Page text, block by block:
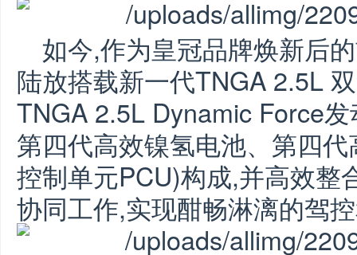
如今,作为皇冠品牌焕新后
陆放搭载新一代TNGA 2.5L
TNGA 2.5L Dynamic Force
第四代高效镍氢电池、第四
控制单元PCU)构成,并高效整
协同工作,实现酣畅淋漓的驾